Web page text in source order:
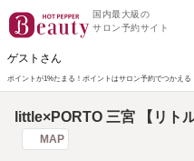
国内最大級の
サロン予約サイト
ゲストさん
ポイントが1%たまる！ ポイントはサロン予約でつかえる
little×PORTO 三宮 【リト
MAP